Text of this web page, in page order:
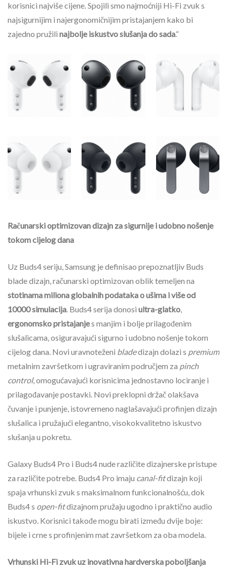
korisnici najviše cijene. Spojili smo najmoćniji Hi-Fi zvuk s
najsigurnijim i najergonomičnijim pristajanjem kako bi
zajedno pružili najbolje iskustvo slušanja do sada.“
Računarski optimizovan dizajn za sigurnije i udobno nošenje
tokom cijelog dana
Uz Buds4 seriju, Samsung je definisao prepoznatljiv Buds
blade dizajn, računarski optimizovan oblik temeljen na
stotinama miliona globalnih podatakao ušima i više od
10000 simulacija . Buds4 serija donosi ultra-glatko
ergonomsko pristajanjes manjim i bolje prilagođenim
slušalicama, osiguravajući sigurno i udobno nošenje tokom
cijelog dana. Novi uravnoteženi bladedizajn dolazi s premium
metalnim završetkom i ugraviranim područjem za pinch
control, omogućavajući korisnicima jednostavno lociranje i
prilagođavanje postavki. Novi preklopni držač olakšava
čuvanje i punjenje, istovremeno naglašavajući profinjen dizajn
slušalica i pružajući elegantno, visokokvalitetno iskustvo
slušanja u pokretu.
Galaxy Buds4 Pro i Buds4 nude različite dizajnerske pristupe
za različite potrebe. Buds4 Pro imaju canal-fitdizajn koji
spaja vrhunski zvuk s maksimalnom funkcionalnošću, dok
Buds4 s open-fitdizajnom pružaju ugodno i praktično audio
iskustvo. Korisnici takođe mogu birati između dvije boje:
bijele i crne s profinjenim mat završetkom za oba modela.
Vrhunski Hi-Fi zvuk uz inovativna hardverska poboljšanja